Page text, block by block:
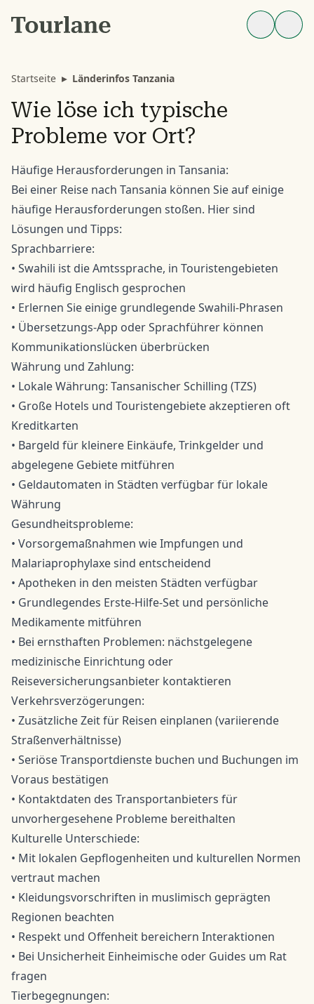
Startseite ▸ Länderinfos Tanzania
Wie löse ich typische
Probleme vor Ort?
Häufige Herausforderungen in Tansania:
Bei einer Reise nach Tansania können Sie auf einige
häufige Herausforderungen stoßen. Hier sind
Lösungen und Tipps:
Sprachbarriere:
• Swahili ist die Amtssprache, in Touristengebieten
wird häufig Englisch gesprochen
• Erlernen Sie einige grundlegende Swahili-Phrasen
• Übersetzungs-App oder Sprachführer können
Kommunikationslücken überbrücken
Währung und Zahlung:
• Lokale Währung: Tansanischer Schilling (TZS)
• Große Hotels und Touristengebiete akzeptieren oft
Kreditkarten
• Bargeld für kleinere Einkäufe, Trinkgelder und
abgelegene Gebiete mitführen
• Geldautomaten in Städten verfügbar für lokale
Währung
Gesundheitsprobleme:
• Vorsorgemaßnahmen wie Impfungen und
Malariaprophylaxe sind entscheidend
• Apotheken in den meisten Städten verfügbar
• Grundlegendes Erste-Hilfe-Set und persönliche
Medikamente mitführen
• Bei ernsthaften Problemen: nächstgelegene
medizinische Einrichtung oder
Reiseversicherungsanbieter kontaktieren
Verkehrsverzögerungen:
• Zusätzliche Zeit für Reisen einplanen (variierende
Straßenverhältnisse)
• Seriöse Transportdienste buchen und Buchungen im
Voraus bestätigen
• Kontaktdaten des Transportanbieters für
unvorhergesehene Probleme bereithalten
Kulturelle Unterschiede:
• Mit lokalen Gepflogenheiten und kulturellen Normen
vertraut machen
• Kleidungsvorschriften in muslimisch geprägten
Regionen beachten
• Respekt und Offenheit bereichern Interaktionen
• Bei Unsicherheit Einheimische oder Guides um Rat
fragen
Tierbegegnungen: